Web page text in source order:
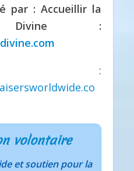
par : Accueillir la
Divine :
:
volontaire
et soutien pour la